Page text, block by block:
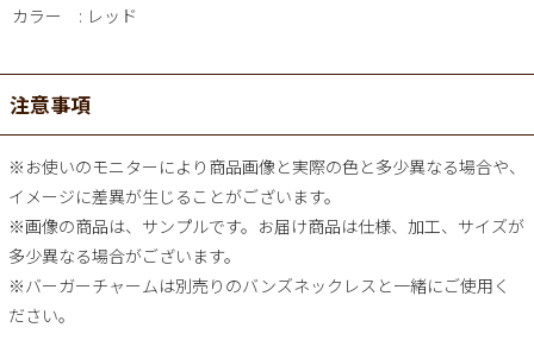
カラー レッド
注意事項
※お使いのモニターにより商品画像と実際の色と多少異なる場合や、
イメージに差異が生じることがございます。
※画像の商品は、サンプルです。お届け商品は仕様、加工、サイズが
多少異なる場合がございます。
※バーガーチャームは別売りのバンズネックレスと一緒にご使用く
ださい。